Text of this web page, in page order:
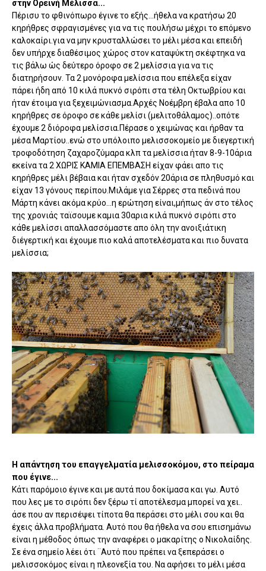
στην Ορεινή Μέλισσα...
Πέρισυ το φθινόπωρο έγινε το εξής...ήθελα να κρατήσω 20
κηρήθρες σφραγισμένες για να τις πουλήσω μέχρι το επόμενο
καλοκαίρι.για να μην κρυσταλλώσει το μέλι μέσα και επειδή
δεν υπήρχε διαθέσιμος χώρος στον καταψύκτη σκέφτηκα να
τις βάλω ώς δεύτερο όροφο σε 2 μελίσσια για να τις
διατηρήσουν. Τα 2 μονόροφα μελίσσια που επέλεξα είχαν
πάρει ήδη από 10 κιλά πυκνό σιρόπι στα τέλη Οκτωβρίου και
ήταν έτοιμα για ξεχειμώνιασμα.Αρχές Νοέμβρη έβαλα απο 10
κηρήθρες σε όροφο σε κάθε μελίσι (μελιτοθάλαμος)..οπότε
έχουμε 2 διόροφα μελίσσια.Πέρασε ο χειμώνας και ήρθαν τα
μέσα Μαρτίου..ενώ στο υπόλοιπο μελισσοκομείο με διεγερτική
τροφοδότηση ζαχαροζύμαρα κλπ τα μελίσσια ήταν 8-9-10άρια
εκείνα τα 2 ΧΩΡΙΣ ΚΑΜΙΑ ΕΠΕΜΒΑΣΗ είχαν φάει απο τις
κηρήθρες μέλι βέβαια και ήταν σχεδόν 20άρια σε πληθυσμό και
είχαν 13 γόνους περίπου.Μιλάμε για Σέρρες στα πεδινά που
Μάρτη κάνει ακόμα κρύο...η ερώτηση είναι,μήπως άν στο τέλος
της χρονιάς ταϊσουμε καμια 30αρια κιλά πυκνό σιρόπι στο
κάθε μελίσσι απαλλασσόμαστε απο όλη την ανοιξιάτικη
διέγερτική και έχουμε πιο καλά αποτελέσματα και πιο δυνατα
μελίσσια;
Η απάντηση του επαγγελματία μελισσοκόμου, στο πείραμα
που έγινε...
Κάτι παρόμοιο έγινε και με αυτά που δοκίμασα και γω. Αυτό
που λες με το σιρόπι δεν ξέρω τί αποτέλεσμα μπορεί να χει..
άσε που αν περισέψει τίποτα θα περάσει στο μέλι σου και θα
έχεις άλλα προβλήματα. Αυτό που θα ήθελα να σου επισημάνω
είναι η μέθοδος όπως την αναφέρει ο μακαρίτης ο Νικολαίδης.
Σε ένα σημείο λέει ότι ¨Αυτό που πρέπει να ξεπεράσει ο
μελισσοκόμος είναι η πλεονεξία του. Να αφήσει το μέλι μέσα